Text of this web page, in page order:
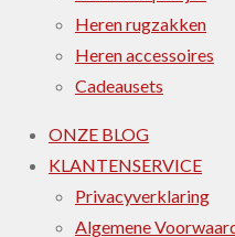
Heren rugzakken
Heren accessoires
Cadeausets
ONZE BLOG
KLANTENSERVICE
Privacyverklaring
Algemene